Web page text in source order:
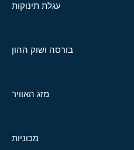
עגלת תינוקות
בורסה ושוק ההון
מזג האוויר
מכוניות